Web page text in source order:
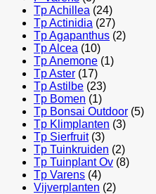
Tp Achillea (24)
Tp Actinidia (27)
Tp Agapanthus (2)
Tp Alcea (10)
Tp Anemone (1)
Tp Aster (17)
Tp Astilbe (23)
Tp Bomen (1)
Tp Bonsai Outdoor (5)
Tp Klimplanten (3)
Tp Sierfruit (3)
Tp Tuinkruiden (2)
Tp Tuinplant Ov (8)
Tp Varens (4)
Vijverplanten (2)